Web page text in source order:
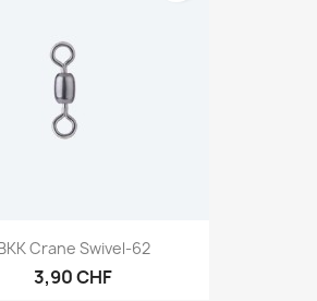
Crane Swivel-62
3,90 CHF